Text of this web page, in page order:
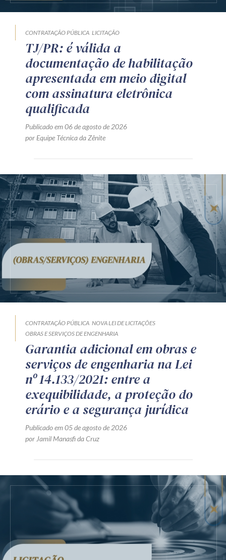
CONTRATAÇÃO PÚBLICA LICITAÇÃO
TJ/PR: é válida a
documentação de habilitação
apresentada em meio digital
com assinatura eletrônica
qualificada
Publicado em 06 de agosto de 2026
por Equipe Técnica da Zênite
CONTRATAÇÃO PÚBLICA NOVA LEI DE LICITAÇÕES
OBRAS E SERVIÇOS DE ENGENHARIA
Garantia adicional em obras e
serviços de engenharia na Lei
nº 14.133/2021: entre a
exequibilidade, a proteção do
erário e a segurança jurídica
Publicado em 05 de agosto de 2026
por Jamil Manasfi da Cruz